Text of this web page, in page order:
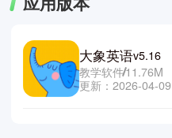
大象英语v5.16
教学软件11.76M
更新：2026-04-09